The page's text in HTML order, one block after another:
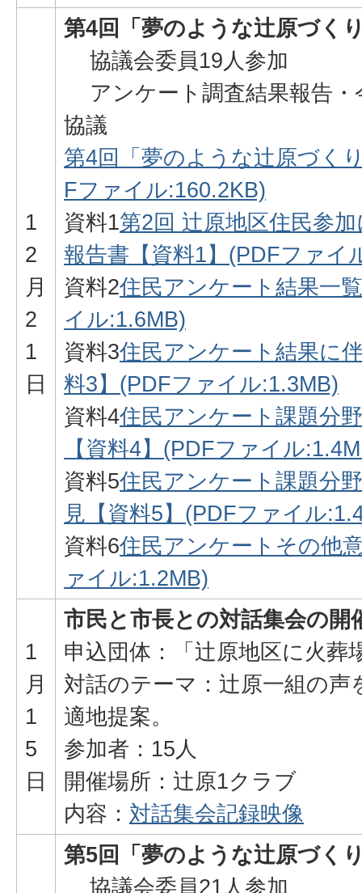
1
2
月
2
1
日
第4回「夢のような辻原づく
協議会委員19人参加
アンケート調査結果報告・
協議
第4回「夢のような辻原づく
Fファイル:160.2KB)
資料1第2回 辻原地区住民参
報告書【資料1】(PDFファイ
資料2住民アンケート結果一
イル:1.6MB)
資料3住民アンケート結果に
料3】(PDFファイル:1.3MB)
資料4住民アンケート課題分
【資料4】(PDFファイル
資料5住民アンケート課題分
見【資料5】(PDFファイル
資料6住民アンケートその他
ァイル:1.2MB)
1
月
1
5
日
市民と市長との対話集会の開
申込団体：「辻原地区に火葬
対話のテーマ：辻原一組の声
適地提案。
参加者：15人
開催場所：辻原1クラブ
内容： 対話集会記録映像
第5回「夢のような辻原づく
協議会委員21人参加